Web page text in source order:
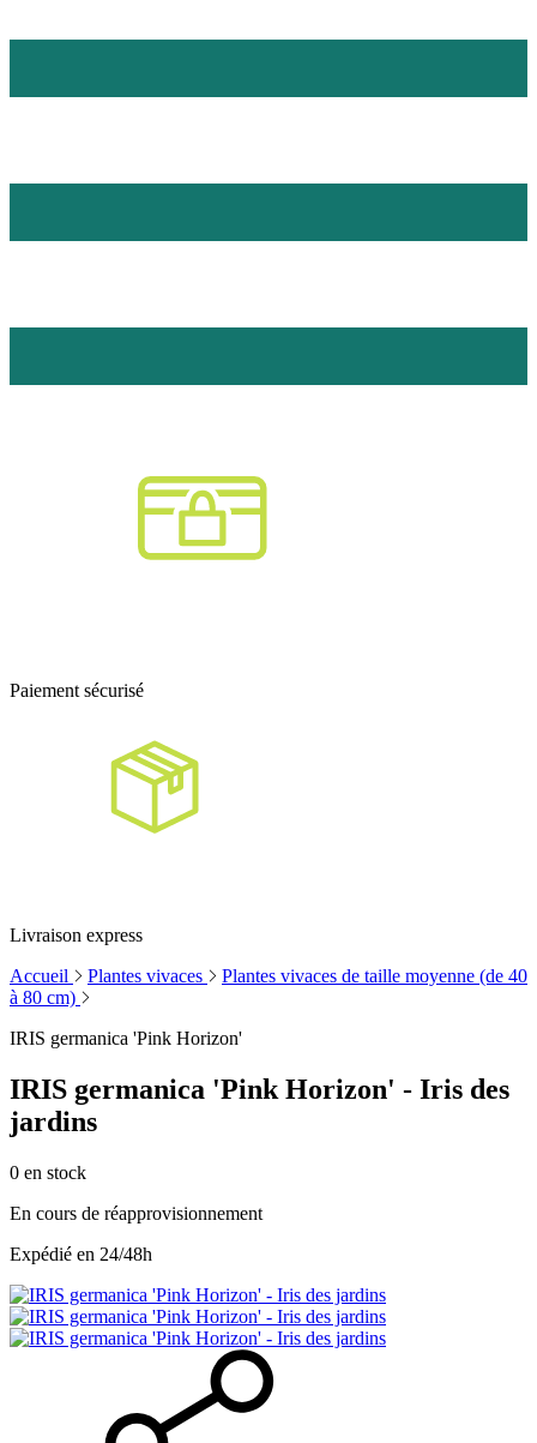
Paiement sécurisé
Livraison express
Accueil
Plantes vivaces
Plantes vivaces de taille moyenne (de 40
à 80 cm)
IRIS germanica 'Pink Horizon'
IRIS germanica 'Pink Horizon' - Iris des
jardins
0 en stock
En cours de réapprovisionnement
Expédié en 24/48h